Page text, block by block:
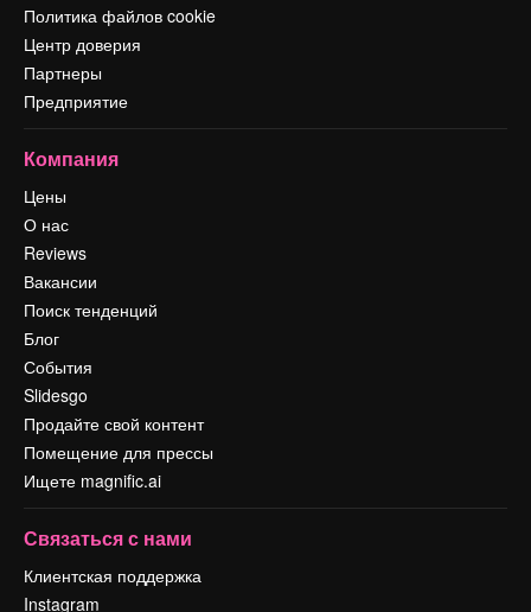
Политика файлов cookie
Центр доверия
Партнеры
Предприятие
Компания
Цены
О нас
Reviews
Вакансии
Поиск тенденций
Блог
События
Slidesgo
Продайте свой контент
Помещение для прессы
Ищете magnific.ai
Связаться с нами
Клиентская поддержка
Instagram